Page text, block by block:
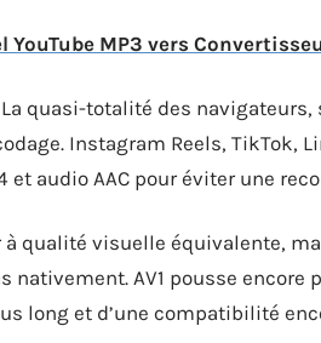
MP3 vers
La quasi-totalité des navigateurs,
Instagram Reels, TikTok,
audio AAC pour éviter une
à qualité visuelle équivalente,
nativement. AV1 pousse encore
long et d’une compatibilité